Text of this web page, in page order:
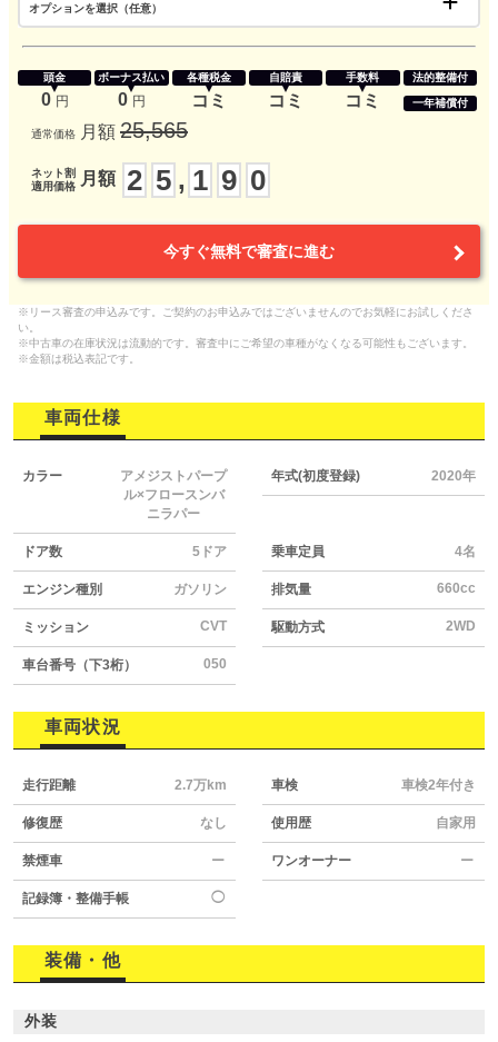
オプションを選択（任意）
頭金
0 円
ボーナス払い
0 円
各種税金
コミ
自賠責
コミ
手数料
コミ
法的整備付
一年補償付
通常価格 月額 25,565
ネット割
適用価格
月額 2 5 , 1 9 0
今すぐ無料で審査に進む
※リース審査の申込みです。ご契約のお申込みではございませんのでお気軽にお試しくださ
い。
※中古車の在庫状況は流動的です。審査中にご希望の車種がなくなる可能性もございます。
※金額は税込表記です。
車両仕様
カラー
アメジストパープ
ル×フロースンバ
ニラパー
年式(初度登録) 2020年
ドア数 5ドア 乗車定員 4名
エンジン種別 ガソリン 排気量 660cc
ミッション CVT 駆動方式 2WD
車台番号（下3桁） 050
車両状況
走行距離 2.7万km 車検 車検2年付き
修復歴 なし 使用歴 自家用
禁煙車 ー ワンオーナー ー
記録簿・整備手帳 ◯
装備・他
外装